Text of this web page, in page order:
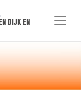
dijk en